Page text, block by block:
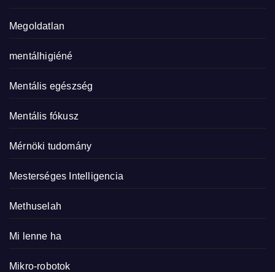
Megoldatlan
mentálhigiéné
Mentális egészség
Mentális fókusz
Mérnöki tudomány
Mesterséges Intelligencia
Methuselah
Mi lenne ha
Mikro-robotok